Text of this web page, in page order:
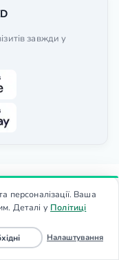
завжди у
8
персоналізації. Ваша
Деталі у Політиці
файли cookieНалаштування